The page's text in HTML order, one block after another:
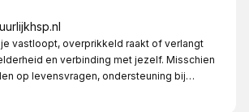
vastloopt, overprikkeld raakt of verlangt
en verbinding met jezelf. Misschien
op levensvragen, ondersteuning bij
of hulp bij het verwerken van emoties,